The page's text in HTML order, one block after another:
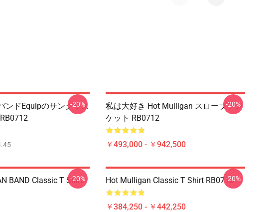
ンドEquipのサングラス
-20%
私は大好き Hot Mulligan スローブラン
ケット RB0712
￥493,000 - ￥942,500
-20%
BAND Classic T Shirt
-20% Hot Mulligan Classic T Shirt RB0712
￥384,250 - ￥442,250
-20%